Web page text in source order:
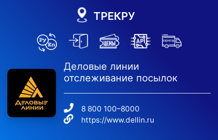
ТРЕКРУ
Деловые линии
отслеживание посылок
8 800 100–8000
https://www.dellin.ru